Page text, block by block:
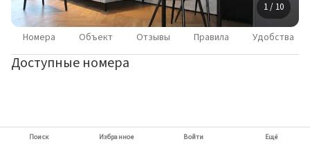
1 / 10
Номера Объект Отзывы Правила Удобства
Доступные номера
Поиск Избранное Войти Ещё